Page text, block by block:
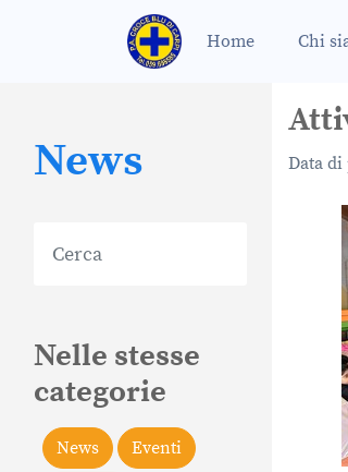
Home Chi
News
Nelle stesse
categorie
News Eventi
Data